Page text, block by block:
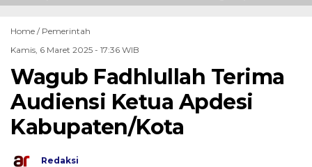
Home / Pemerintah
Kamis, 6 Maret 2025 - 17:36 WIB
Wagub Fadhlullah Terima
Audiensi Ketua Apdesi
Kabupaten/Kota
Redaksi